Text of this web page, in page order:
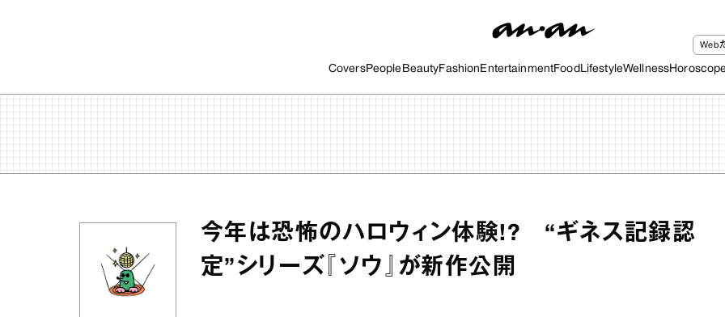
CoversPeople BeautyFashion EntertainmentFood LifestyleWellness
Web
今年は恐怖のハロウィン体験!? “ギネス記録認
定”シリーズ『ソウ』が新作公開